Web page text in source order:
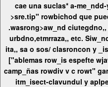
cae una suclas* a-
>sre.tip" rowbichod que
.wasrong>aw_nd
urbdno,etmrraza,, etc.
ita,, sa o sos/ clasroncon y
["ablemas row_is espefte
camp_ñas rowdiv v c rowt"
itm_isect-clavundul y